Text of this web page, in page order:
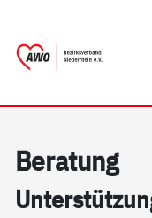
Be­ra­tung